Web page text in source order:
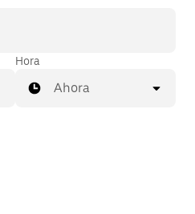
Hora
Ahora